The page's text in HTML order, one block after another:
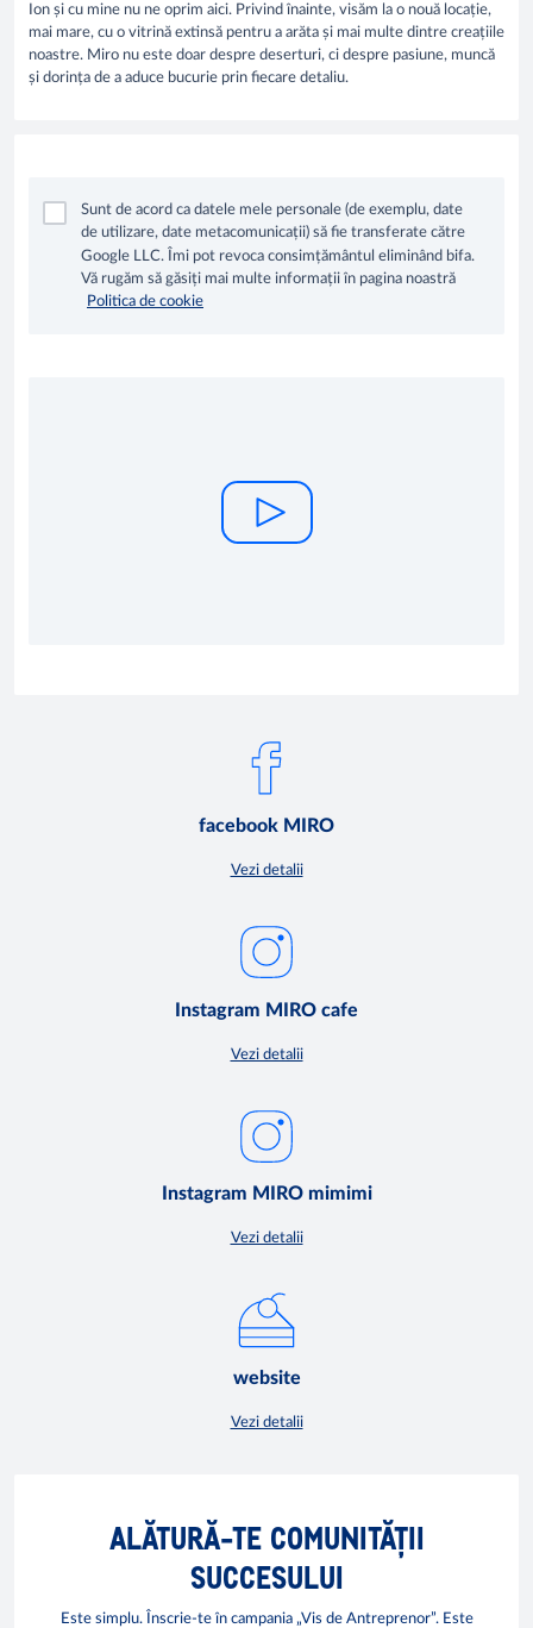
Ion și cu mine nu ne oprim aici. Privind înainte, visăm la o nouă locație,
mai mare, cu o vitrină extinsă pentru a arăta și mai multe dintre creațiile
noastre. Miro nu este doar despre deserturi, ci despre pasiune, muncă
și dorința de a aduce bucurie prin fiecare detaliu.
Sunt de acord ca datele mele personale (de exemplu, date
de utilizare, date metacomunicații) să fie transferate către
Google LLC. Îmi pot revoca consimțământul eliminând bifa.
Vă rugăm să găsiți mai multe informații în pagina noastră
Politica de cookie
facebook MIRO
Vezi detalii
Instagram MIRO cafe
Vezi detalii
Instagram MIRO mimimi
Vezi detalii
website
Vezi detalii
ALĂTURĂ-TE COMUNITĂȚII
SUCCESULUI
Este simplu. Înscrie-te în campania „Vis de Antreprenor”. Este